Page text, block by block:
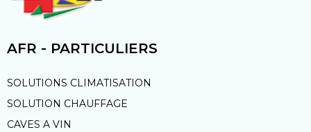
AFR - PARTICULIERS
SOLUTIONS CLIMATISATION
SOLUTION CHAUFFAGE
CAVES A VIN